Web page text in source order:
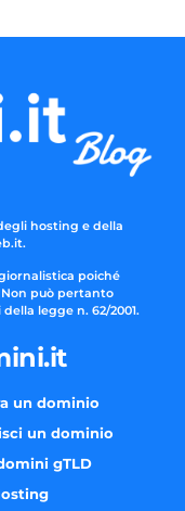
hosting e della
poiché
può pertanto
legge n. 62/2001.
un dominio
un dominio
gTLD